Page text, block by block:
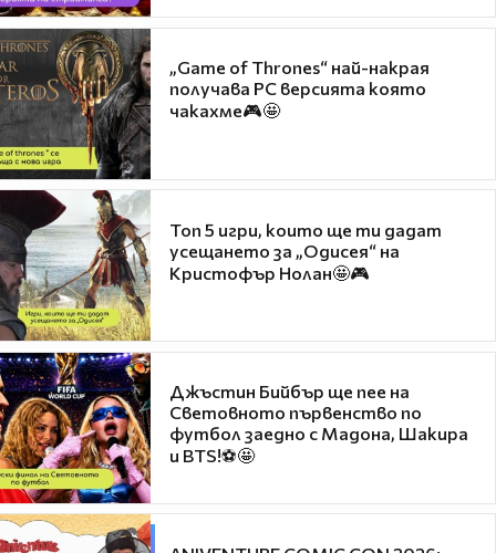
„Game of Thrones“ най-накрая
получава PC версията която
чакахме🎮🤩
Топ 5 игри, които ще ти дадат
усещането за „Одисея“ на
Кристофър Нолан🤩🎮
Джъстин Бийбър ще пее на
Световното първенство по
футбол заедно с Мадона, Шакира
и BTS!⚽🤩